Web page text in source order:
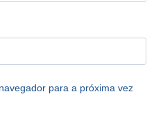
para a próxima vez